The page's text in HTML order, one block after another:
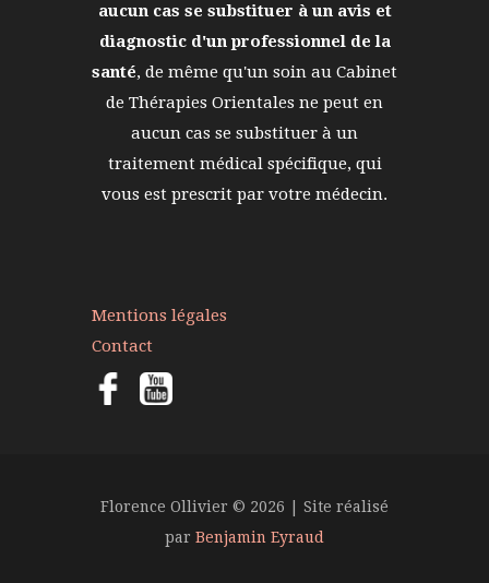
aucun cas se substituer à un avis et
diagnostic d'un professionnel de la
santé, de même qu'un soin au Cabinet
de Thérapies Orientales ne peut en
aucun cas se substituer à un
traitement médical spécifique, qui
vous est prescrit par votre médecin.
Mentions légales
Contact
Florence Ollivier © 2026 | Site réalisé
par Benjamin Eyraud